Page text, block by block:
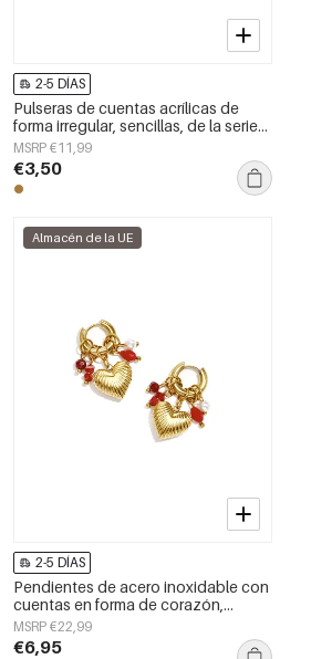
2-5 DÍAS
Pulseras de cuentas acrílicas de
forma irregular, sencillas, de la serie
Simple Daily, joyería para mujer
MSRP €11,99
€3,50
Almacén de la UE
2-5 DÍAS
Pendientes de acero inoxidable con
cuentas en forma de corazón,
sencillos, de la serie Daily Simple.
Joyería para mujer.
MSRP €22,99
€6,95